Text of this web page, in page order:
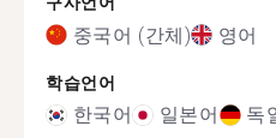
중국어 (간체) 영어
학습언어
한국어 일본어 독